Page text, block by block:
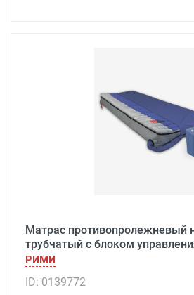
Матрас противопролежневый
трубчатый с блоком
РИМИ
ID: 0139772